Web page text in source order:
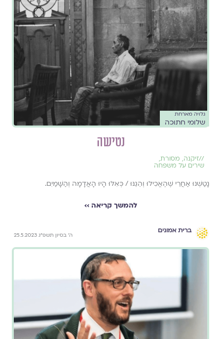
גלויה מארחת
שלומי חתוכה
נטישה
//זיקנה, מסורת,
שירים על משפחה
נָטַשְׁנוּ אַחֲרֵי שֶׁהֶאֱכִילוּ וְהֵגֵנּוּ / כְּאִלּוּ הָיוּ הָאֲדָמָה וְהַשָּׁמַיִם.
להמשך קריאה ››
ברית אמונים
ה׳ בסיון תשפ״ג 25.5.2023